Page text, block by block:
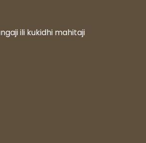
ili kukidhi mahitaji